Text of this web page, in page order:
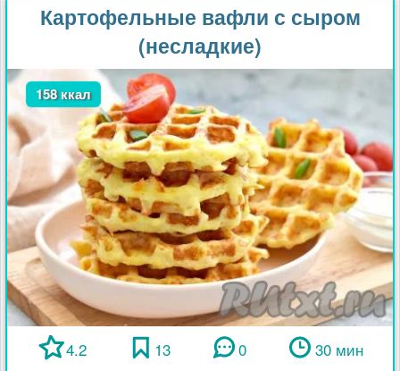
Картофельные вафли с сыром
(несладкие)
158 ккал
4.2 13 0 30 мин